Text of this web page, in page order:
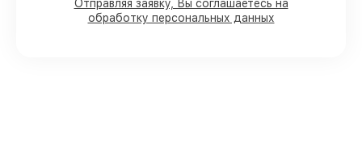
оперативно
Отправляя заявку, Вы соглашаетесь на
обработку персональных данных